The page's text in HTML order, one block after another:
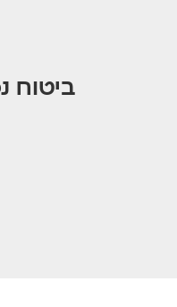
ביטוח